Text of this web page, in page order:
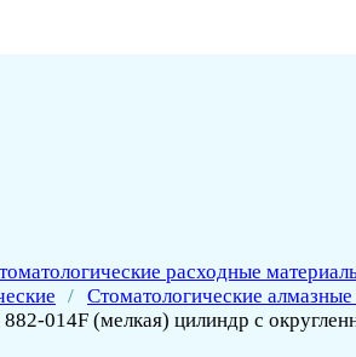
расходные
/ Стоматологические
014F (мелкая) цилиндр с